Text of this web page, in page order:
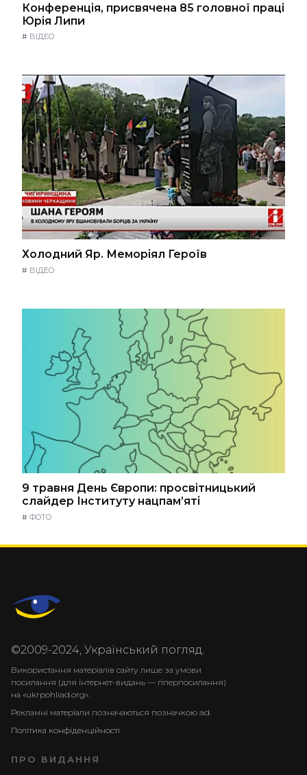
Конференція, присвячена 85 головної праці
Юрія Липи
# ВІДЕО
Холодний Яр. Меморіял Героїв
# ВІДЕО
9 травня День Європи: просвітницький
слайдер Інституту нацпам’яті
# ФОТО
©2009-2024, Український погляд.
Використання матеріалів сайту лише за умови
посилання (для інтернет-видань — гіперпосилання)
на «ukrpohliad.org».
Рекламні матеріали позначаються позначкою ad.
Політика конфіденційності
ПРО ВИДАННЯ